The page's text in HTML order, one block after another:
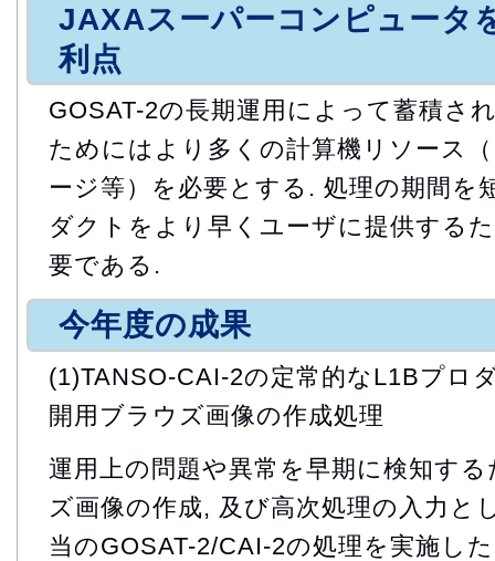
JAXAスーパーコンピュータ
利点
GOSAT-2の長期運用によって蓄積さ
ためにはより多くの計算機リソース
ージ等）を必要とする. 処理の期間を
ダクトをより早くユーザに提供する
要である.
今年度の成果
(1)TANSO-CAI-2の定常的なL1Bプロ
開用ブラウズ画像の作成処理
運用上の問題や異常を早期に検知す
ズ画像の作成, 及び高次処理の入力と
当のGOSAT-2/CAI-2の処理を実施し